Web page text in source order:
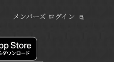
メンバーズ ログイン